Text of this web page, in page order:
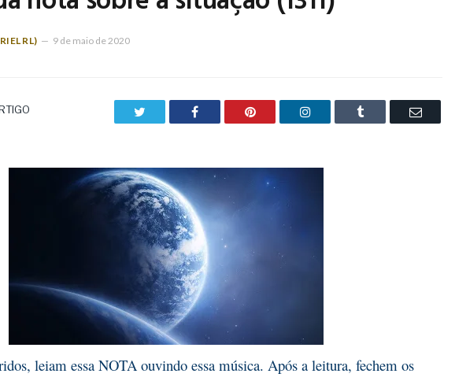
RL) 9 de maio de 2020
Facebook Pinterest LinkedIn Tumblr Email
leiam essa NOTA ouvindo essa música. Após a leitura, fechem os